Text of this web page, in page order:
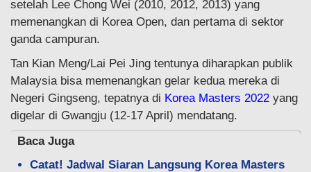
setelah Lee Chong Wei (2010, 2012, 2013) yang
memenangkan di Korea Open, dan pertama di sektor
ganda campuran.
Tan Kian Meng/Lai Pei Jing tentunya diharapkan publik
Malaysia bisa memenangkan gelar kedua mereka di
Negeri Gingseng, tepatnya di Korea Masters 2022 yang
digelar di Gwangju (12-17 April) mendatang.
Baca Juga
Catat! Jadwal Siaran Langsung Korea Masters